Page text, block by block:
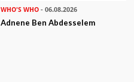
WHO'S WHO - 06.08.2026
Adnene Ben Abdesselem